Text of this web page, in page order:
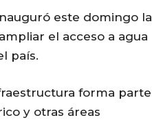
este domingo la
el acceso a agua
país.
forma parte
y otras áreas